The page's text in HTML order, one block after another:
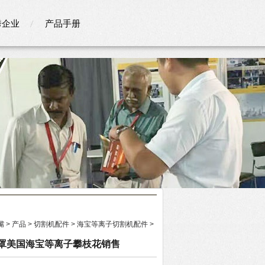
业 产品手册
> 产品 > 切割机配件 > 海宝等离子切割机配件 >
美国海宝等离子攀枝花销售